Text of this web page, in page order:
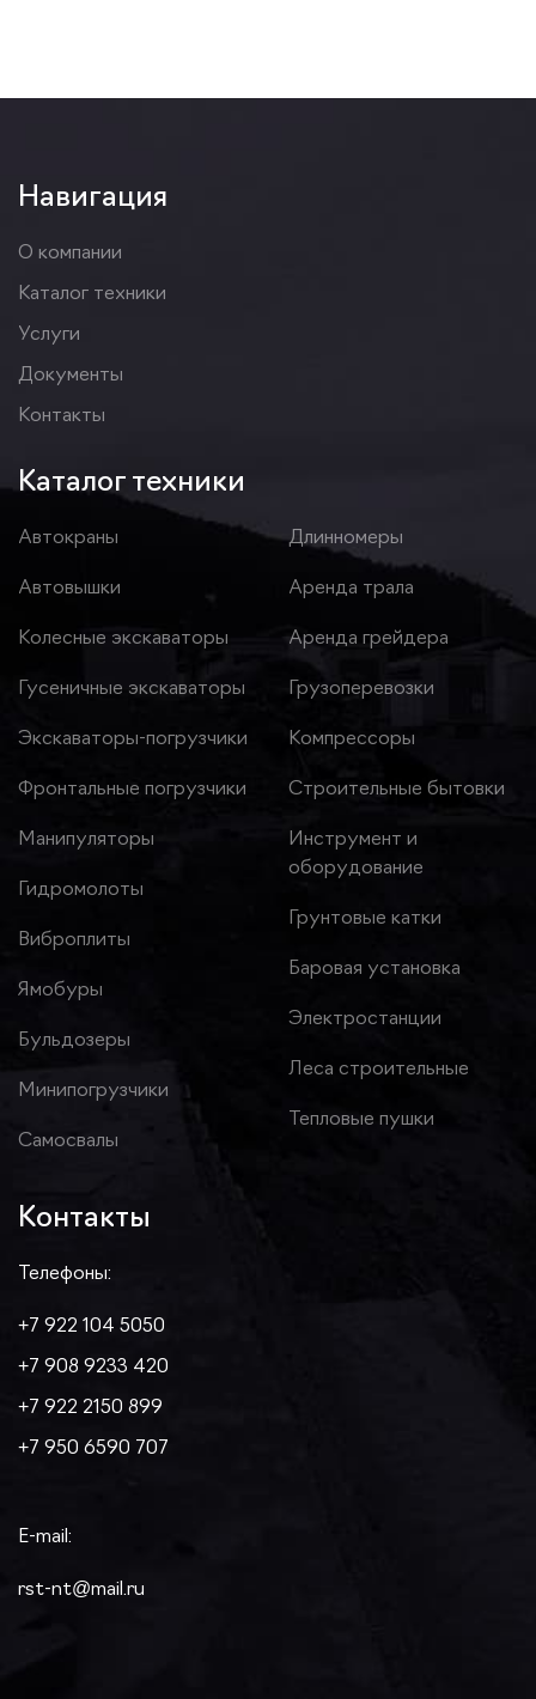
Навигация
О компании
Каталог техники
Услуги
Документы
Контакты
Каталог техники
Автокраны
Автовышки
Колесные экскаваторы
Гусеничные экскаваторы
Экскаваторы-погрузчики
Фронтальные погрузчики
Манипуляторы
Гидромолоты
Виброплиты
Ямобуры
Бульдозеры
Минипогрузчики
Самосвалы
Длинномеры
Аренда трала
Аренда грейдера
Грузоперевозки
Компрессоры
Строительные бытовки
Инструмент и
оборудование
Грунтовые катки
Баровая установка
Электростанции
Леса строительные
Тепловые пушки
Контакты
Телефоны:
+7 922 104 5050
+7 908 9233 420
+7 922 2150 899
+7 950 6590 707
E-mail:
rst-nt@mail.ru